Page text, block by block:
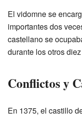
El vidomne se
importantes dos
castellano se
durante los otros
Conflictos y
En 1375, el castillo